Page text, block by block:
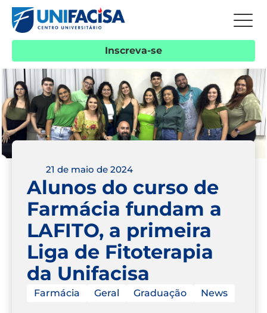
Inscreva-se
21 de maio de 2024
Alunos do curso de
Farmácia fundam a
LAFITO, a primeira
Liga de Fitoterapia
da Unifacisa
Farmácia Geral Graduação News